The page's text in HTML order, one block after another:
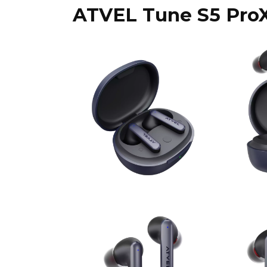
ATVEL Tune S5